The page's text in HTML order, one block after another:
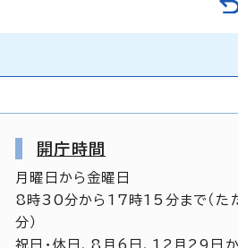
開庁時間
月曜日から金曜日
8時30分から17時15分まで（た
分）
祝日・休日、8月6日、12月29日